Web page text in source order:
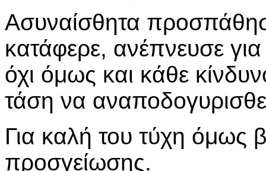
Ασυναίσθητα
κατάφερε, ανέπνευσε
όχι όμως και κάθε
τάση να
Για καλή του τύχη όμως
προσγείωσης.